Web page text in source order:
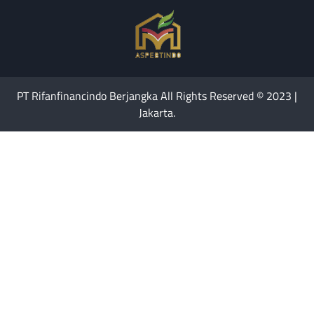
PT Rifanfinancindo Berjangka All Rights Reserved © 2023 |
Jakarta.